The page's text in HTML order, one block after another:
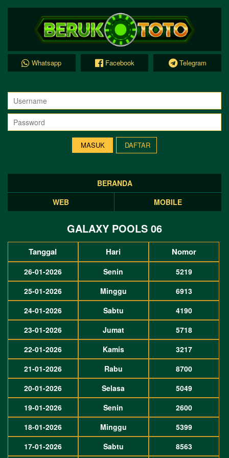
Whatsapp Facebook Telegram
DAFTAR
BERANDA
WEB
MOBILE
GALAXY POOLS 06
Tanggal Hari Nomor
26-01-2026 Senin
5219
25-01-2026
Minggu
6913
24-01-2026
Sabtu
4190
23-01-2026
Jumat
5718
22-01-2026
Kamis
3217
21-01-2026
Rabu
8700
20-01-2026
Selasa
5049
19-01-2026
Senin
2600
18-01-2026
Minggu
5399
17-01-2026
Sabtu 8563